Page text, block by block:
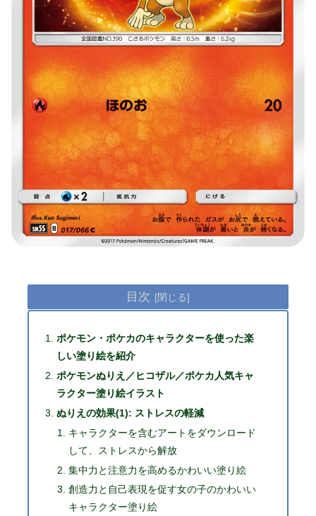
目次
ポケモン・ポケカのキャラクターを使った楽
しい塗り絵を紹介
ポケモンぬりえ／ヒコザル／ポケカ人気キャ
ラクター塗り絵イラスト
ぬりえの効果(1): ストレスの軽減
キャラクターを含むアートをダウンロード
して、ストレスから解放
集中力と注意力を高めるかわいい塗り絵
創造力と自己表現を促す女の子のかわいい
キャラクター塗り絵